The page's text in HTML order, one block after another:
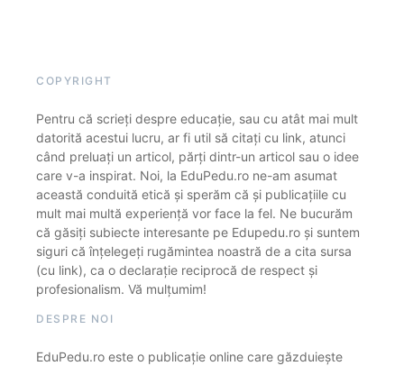
COPYRIGHT
Pentru că scrieți despre educație, sau cu atât mai mult
datorită acestui lucru, ar fi util să citați cu link, atunci
când preluați un articol, părți dintr-un articol sau o idee
care v-a inspirat. Noi, la EduPedu.ro ne-am asumat
această conduită etică și sperăm că și publicațiile cu
mult mai multă experiență vor face la fel. Ne bucurăm
că găsiți subiecte interesante pe Edupedu.ro și suntem
siguri că înțelegeți rugămintea noastră de a cita sursa
(cu link), ca o declarație reciprocă de respect și
profesionalism. Vă mulțumim!
DESPRE NOI
EduPedu.ro este o publicație online care găzduiește